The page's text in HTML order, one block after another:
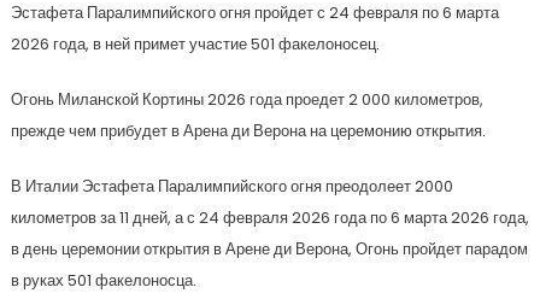
Эстафета Паралимпийского огня пройдет с 24 февраля по 6 марта
2026 года, в ней примет участие 501 факелоносец.
Огонь Миланской Кортины 2026 года проедет 2 000 километров,
прежде чем прибудет в Арена ди Верона на церемонию открытия.
В Италии Эстафета Паралимпийского огня преодолеет 2000
километров за 11 дней, а с 24 февраля 2026 года по 6 марта 2026 года,
в день церемонии открытия в Арене ди Верона, Огонь пройдет парадом
в руках 501 факелоносца.